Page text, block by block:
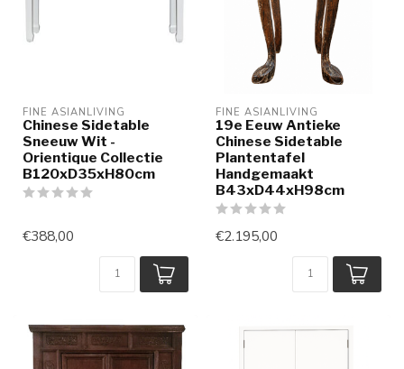
FINE ASIANLIVING
Chinese Sidetable
Sneeuw Wit -
Orientique Collectie
B120xD35xH80cm
€388,00
FINE ASIANLIVING
19e Eeuw Antieke
Chinese Sidetable
Plantentafel
Handgemaakt
B43xD44xH98cm
€2.195,00